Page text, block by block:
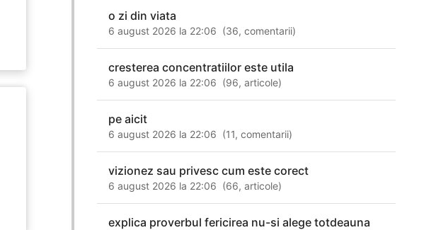
o zi din viata
6 august 2026 la 22:06 (36,comentarii)
cresterea concentratiilor este utila
6 august 2026 la 22:06 (96,articole)
pe aicit
6 august 2026 la 22:06 (11,comentarii)
vizionez sau privesc cum este corect
6 august 2026 la 22:06 (66,articole)
explica proverbul fericirea nu-si alege totdeauna